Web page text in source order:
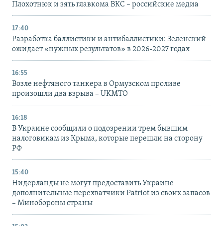
Плохотнюк и зять главкома ВКС – российские медиа
17:40
Разработка баллистики и антибаллистики: Зеленский
ожидает «нужных результатов» в 2026-2027 годах
16:55
Возле нефтяного танкера в Ормузском проливе
произошли два взрыва – UKMTO
16:18
В Украине сообщили о подозрении трем бывшим
налоговикам из Крыма, которые перешли на сторону
РФ
15:40
Нидерланды не могут предоставить Украине
дополнительные перехватчики Patriot из своих запасов
– Минобороны страны